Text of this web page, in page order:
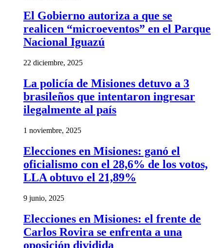
El Gobierno autoriza a que se
realicen “microeventos” en el Parque
Nacional Iguazú
22 diciembre, 2025
La policía de Misiones detuvo a 3
brasileños que intentaron ingresar
ilegalmente al país
1 noviembre, 2025
Elecciones en Misiones: ganó el
oficialismo con el 28,6% de los votos,
LLA obtuvo el 21,89%
9 junio, 2025
Elecciones en Misiones: el frente de
Carlos Rovira se enfrenta a una
oposición dividida